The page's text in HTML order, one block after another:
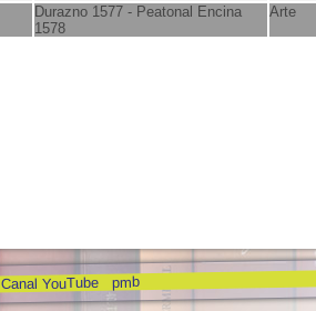
Durazno 1577 - Peatonal Encina
1578
Arte
Canal YouTube pmb